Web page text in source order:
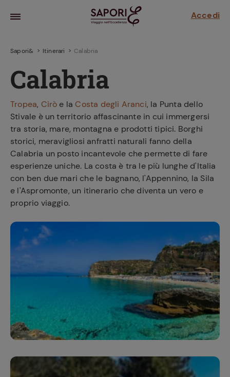
Accedi
ricetta
il
la frutta
sensi di
Sapori& Itinerari Calabria
Calabria
Tropea, Cirò e laCosta degli Aranci, la Punta dello
Stivale è un territorio affascinante in cui immergersi
tra storia, mare, montagna e prodotti tipici. Borghi
storici, meravigliosi anfratti naturali fanno della
Calabria un posto incantevole che permette di fare
esperienze uniche. La costa è tra le più lunghe d'Italia
con ben due mari che le bagnano, l'Appennino, la Sila
e l'Aspromonte, un itinerario che diventa un vero e
proprio viaggio.